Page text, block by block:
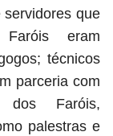
servidores que
eram
técnicos
parceria com
dos Faróis,
palestras e